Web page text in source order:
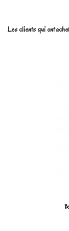
Les clients qui ont